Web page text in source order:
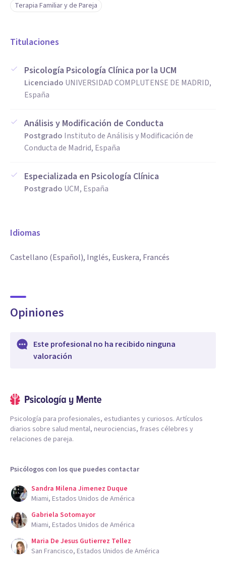
Terapia Familiar y de Pareja
Titulaciones
Psicología Psicología Clínica por la UCM
Licenciado UNIVERSIDAD COMPLUTENSE DE MADRID,
España
Análisis y Modificación de Conducta
Postgrado Instituto de Análisis y Modificación de
Conducta de Madrid, España
Especializada en Psicología Clínica
Postgrado UCM, España
Idiomas
Castellano (Español), Inglés, Euskera, Francés
Opiniones
Este profesional no ha recibido ninguna
valoración
Psicología para profesionales, estudiantes y curiosos. Artículos
diarios sobre salud mental, neurociencias, frases célebres y
relaciones de pareja.
Psicólogos con los que puedes contactar
Sandra Milena Jimenez Duque
Miami, Estados Unidos de América
Gabriela Sotomayor
Miami, Estados Unidos de América
Maria De Jesus Gutierrez Tellez
San Francisco, Estados Unidos de América